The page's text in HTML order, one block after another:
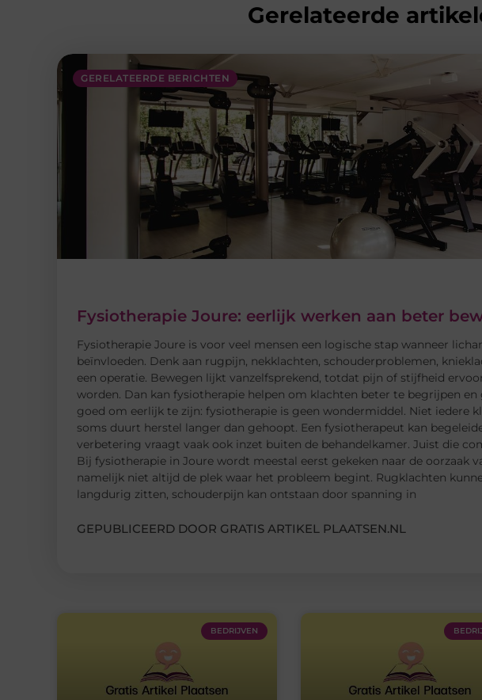
Gerelateerde
GERELATEERDE BERICHTEN
Fysiotherapie Joure: eerlijk werken aan beter
Fysiotherapie Joure is voor veel mensen een logische stap wanneer
beïnvloeden. Denk aan rugpijn, nekklachten, schouderproblemen,
een operatie. Bewegen lijkt vanzelfsprekend, totdat pijn of stijfheid
worden. Dan kan fysiotherapie helpen om klachten beter te begrijpen
goed om eerlijk te zijn: fysiotherapie is geen wondermiddel. Niet iedere
soms duurt herstel langer dan gehoopt. Een fysiotherapeut kan
verbetering vraagt vaak ook inzet buiten de behandelkamer. Juist die
Bij fysiotherapie in Joure wordt meestal eerst gekeken naar de oorzaak
namelijk niet altijd de plek waar het probleem begint. Rugklachten
langdurig zitten, schouderpijn kan ontstaan door spanning in
GEPUBLICEERD DOOR GRATIS ARTIKEL PLAATSEN.NL
BEDRIJVEN